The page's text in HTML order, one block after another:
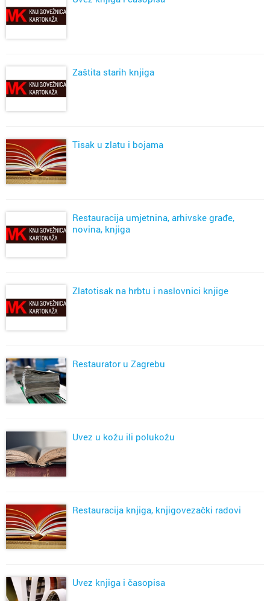
Zaštita starih knjiga
Tisak u zlatu i bojama
Restauracija umjetnina, arhivske građe,
novina, knjiga
Zlatotisak na hrbtu i naslovnici knjige
Restaurator u Zagrebu
Uvez u kožu ili polukožu
Restauracija knjiga, knjigovezački radovi
Uvez knjiga i časopisa